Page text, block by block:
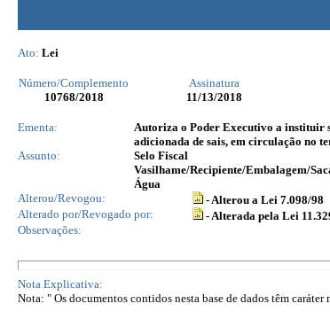
Ato: Lei
Número/Complemento Assinatura
10768/2018 11/13/2018
Ementa:
Autoriza o Poder Executivo a instituir
adicionada de sais, em circulação no
Assunto:
Selo Fiscal
Vasilhame/Recipiente/Embalagem/
Água
Alterou/Revogou:
- Alterou a Lei 7.098/98
Alterado por/Revogado por:
- Alterada pela Lei
Observações:
Nota Explicativa:
Nota: " Os documentos contidos nesta base de dados têm